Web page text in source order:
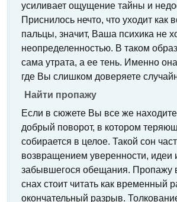
усиливает ощущение тайны и
Приснилось нечто, что уходит как
пальцы, значит, Ваша психика не
неопределенностью. В таком
сама утрата, а ее тень. Именно
где Вы слишком доверяете
Найти пропажу
Если в сюжете Вы все же
добрый поворот, в котором
собирается в целое. Такой сон
возвращением уверенности, идеи
забывшегося обещания. Пропажу
снах стоит читать как временный
окончательный разрыв.